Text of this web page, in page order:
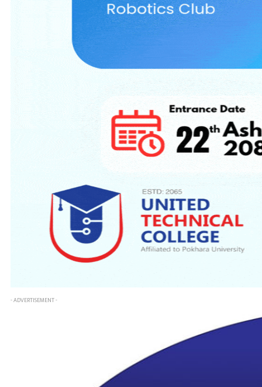
- ADVERTISEMENT -